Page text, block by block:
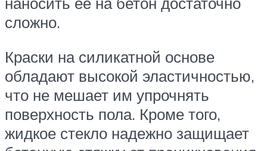
сложно.
Краски на силикатной основе
обладают высокой эластичностью,
что не мешает им упрочнять
поверхность пола. Кроме того,
жидкое стекло надежно защищает